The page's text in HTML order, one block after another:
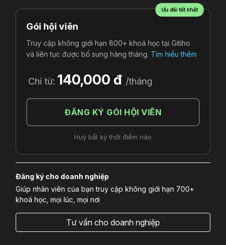
Ưu đãi tốt nhất
Gói hội viên
Truy cập không giới hạn 800+ khoá học tại Gitiho
và liên tục được bổ sung hàng tháng. Tìm hiểu thêm
Chỉ từ: 140,000 đ /tháng
ĐĂNG KÝ GÓI HỘI VIÊN
Huỷ bất kỳ thời điểm nào
Đăng ký cho doanh nghiệp
Giúp nhân viên của bạn truy cập không giới hạn 700+
khoá học, mọi lúc, mọi nơi
Tư vấn cho doanh nghiệp